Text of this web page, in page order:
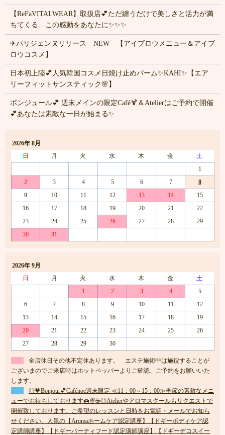
【ReFaVITALWEAR】取扱店💕ただ纏うだけで美しさと活力が満
ちてくる…この感動をあなたに✨✨✨
✈パリジェンヌリリース NEW 【アイブロウメニュー＆アイブ
ロウコスメ】
日本初上陸💕人気韓国コスメ日焼け止めバーム✨KAHI✨【エア
リーフィットサンスティック🌸】
ボンジュール💕 週末メインの限定Café🍹＆Atelierはご予約で開催
💕あなたは素敵な一日が始まる✨
2026年 8月
日
月 火 水 木 金
土
1
2
3 4 5 6 7
8
9
10 11 12 13 14
15
16
17 18 19 20 21
22
23
24 25 26 27 28
29
30
31
2026年 9月
日
月 火 水 木 金
土
1
2 3 4
5
6
7 8 9 10 11
12
13
14 15 16 17 18
19
20
21 22 23 24 25
26
27
28 29 30
全店休日その他不定休あります。 エステ施術中は施錠することが
ございまのでご来店時はホットペッパーよりご確認、ご予約をお願いいた
します。
◎💗Bonjour💕Cafénoe週末限定 ≪11：00～15：00≫季節の素敵なメニ
ューでお待ちしております🍩🍨☕◎Atelierやアロマスクールもリクエストで
開催致しております。ご希望のレッスンと日時をお電話・メールでお知ら
せください。人気の【Aromaホームケア認定講座】【ドギーボディケア認
定講師講座】【ドギーパーティフード認定講師講座】【ドギーデコスイー